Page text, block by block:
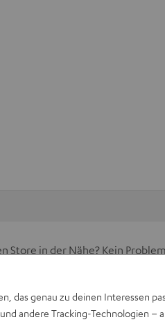
Store in der Nähe? Kein
das genau zu deinen Interessen
andere Tracking-Technologien –